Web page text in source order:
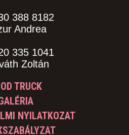
388 8182
Andrea
335 1041
Zoltán
TRUCK
NYILATKOZAT